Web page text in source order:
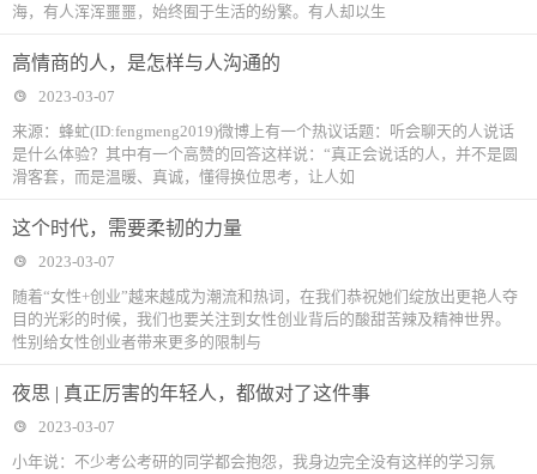
海，有人浑浑噩噩，始终囿于生活的纷繁。有人却以生
高情商的人，是怎样与人沟通的
2023-03-07
来源：蜂虻(ID:fengmeng2019)微博上有一个热议话题：听会聊天的人说话
是什么体验？其中有一个高赞的回答这样说：“真正会说话的人，并不是圆
滑客套，而是温暖、真诚，懂得换位思考，让人如
这个时代，需要柔韧的力量
2023-03-07
随着“女性+创业”越来越成为潮流和热词，在我们恭祝她们绽放出更艳人夺
目的光彩的时候，我们也要关注到女性创业背后的酸甜苦辣及精神世界。
性别给女性创业者带来更多的限制与
夜思 | 真正厉害的年轻人，都做对了这件事
2023-03-07
小年说：不少考公考研的同学都会抱怨，我身边完全没有这样的学习氛